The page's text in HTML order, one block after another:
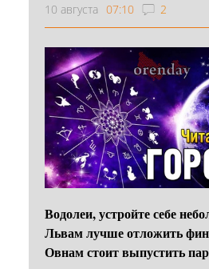
10 августа 07:10 2
Водолеи, устройте себе
Львам лучше отложить
Овнам стоит выпустить пар